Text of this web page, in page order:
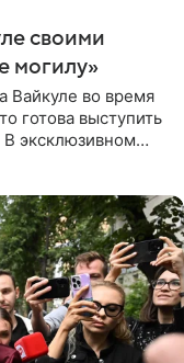
своими
могилу»
Вайкуле во время
готова выступить
В эксклюзивном